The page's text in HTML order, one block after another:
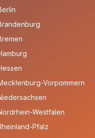
Vorpommern
Westfalen
Pfalz